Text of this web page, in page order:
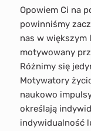
Opowiem Ci na
powinniśmy
nas w
motywowany
Różnimy się
Motywatory
naukowo
określają
indywidualność